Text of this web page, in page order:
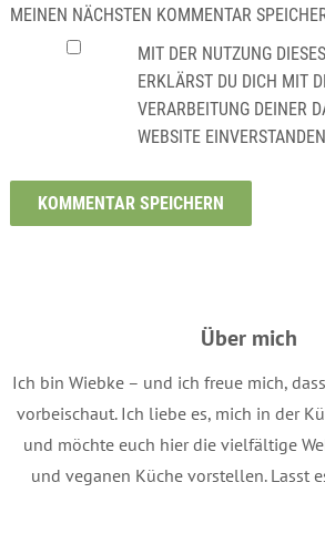
MEINEN NÄCHSTEN KOMMENTAR
MIT DER NUTZUNG
ERKLÄRST DU DICH MIT
VERARBEITUNG DEINER
WEBSITE
Über mich
Ich bin Wiebke – und ich freue mich,
vorbeischaut. Ich liebe es, mich in der
und möchte euch hier die vielfältige
und veganen Küche vorstellen. Lasst